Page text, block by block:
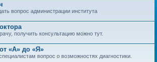
вопрос администрации института
получить консультацию можно тут.
«А» до «Я»
вопрос о возможностях диагностики.